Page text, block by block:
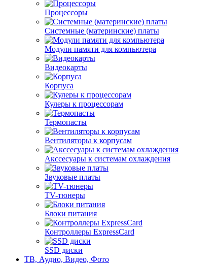
Процессоры
Системные (материнские) платы
Модули памяти для компьютера
Видеокарты
Корпуса
Кулеры к процессорам
Термопасты
Вентиляторы к корпусам
Акссесуары к системам охлаждения
Звуковые платы
TV-тюнеры
Блоки питания
Контроллеры ExpressCard
SSD диски
ТВ, Аудио, Видео, Фото